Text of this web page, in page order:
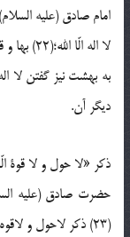
امام صادق (علیه
لا اله
به بهشت نیز گفتن لا
دیگر آن.
ذکر «لا حول و لا قوة
حضرت صادق (علیه
(23) ذکر لاحول و لاقوه الّا بالله، کلید گشایش و برآورده شدن نیازها است».